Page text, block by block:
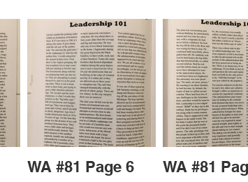
WA #81 Page 6 WA #81